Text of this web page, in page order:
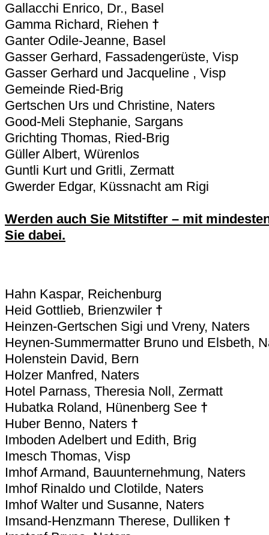
Gallacchi Enrico, Dr., Basel
Gamma Richard, Riehen †
Ganter Odile-Jeanne, Basel
Gasser Gerhard, Fassadengerüste, Visp
Gasser Gerhard und Jacqueline , Visp
Gemeinde Ried-Brig
Gertschen Urs und Christine, Naters
Good-Meli Stephanie, Sargans
Grichting Thomas, Ried-Brig
Güller Albert, Würenlos
Guntli Kurt und Gritli, Zermatt
Gwerder Edgar, Küssnacht am Rigi
Werden auch Sie Mitstifter – mit
Sie dabei.
Hahn Kaspar, Reichenburg
Heid Gottlieb, Brienzwiler †
Heinzen-Gertschen Sigi und Vreny, Naters
Heynen-Summermatter Bruno und Elsbeth,
Holenstein David, Bern
Holzer Manfred, Naters
Hotel Parnass, Theresia Noll, Zermatt
Hubatka Roland, Hünenberg See †
Huber Benno, Naters †
Imboden Adelbert und Edith, Brig
Imesch Thomas, Visp
Imhof Armand, Bauunternehmung, Naters
Imhof Rinaldo und Clotilde, Naters
Imhof Walter und Susanne, Naters
Imsand-Henzmann Therese, Dulliken †